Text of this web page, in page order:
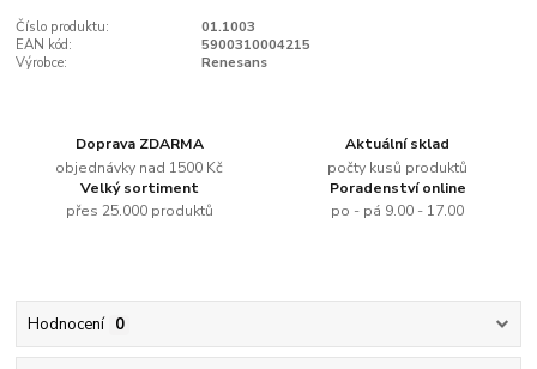
Číslo produktu:
01.1003
EAN kód:
5900310004215
Výrobce:
Renesans
Doprava ZDARMA
objednávky nad 1500 Kč
Aktuální sklad
počty kusů produktů
Velký sortiment
přes 25.000 produktů
Poradenství online
po - pá 9.00 - 17.00
Hodnocení 0